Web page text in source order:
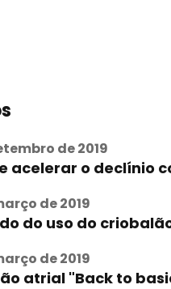
de 2019
acelerar o declínio
de 2019
do uso do
de 2019
atrial "Back to